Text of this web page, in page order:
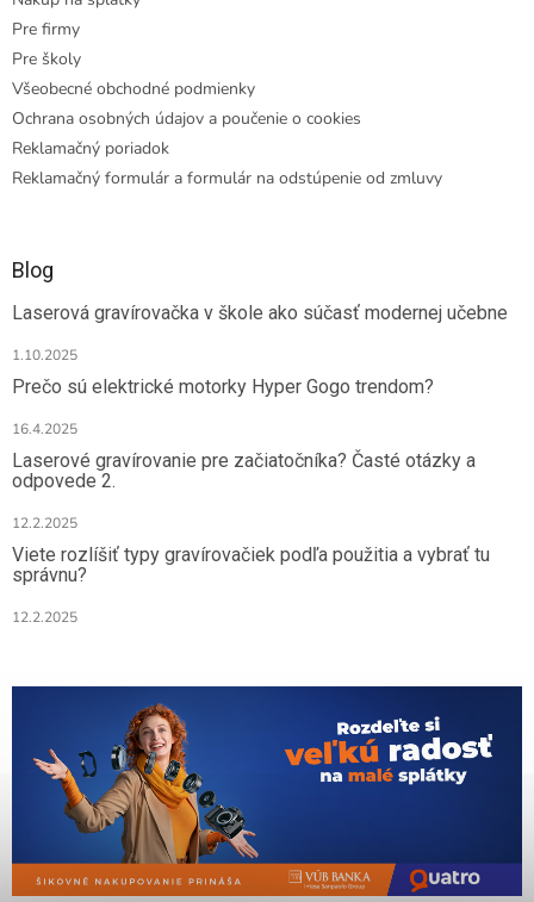
Pre firmy
Pre školy
Všeobecné obchodné podmienky
Ochrana osobných údajov a poučenie o cookies
Reklamačný poriadok
Reklamačný formulár a formulár na odstúpenie od zmluvy
Blog
Laserová gravírovačka v škole ako súčasť modernej učebne
1.10.2025
Prečo sú elektrické motorky Hyper Gogo trendom?
16.4.2025
Laserové gravírovanie pre začiatočníka? Časté otázky a
odpovede 2.
12.2.2025
Viete rozlíšiť typy gravírovačiek podľa použitia a vybrať tu
správnu?
12.2.2025